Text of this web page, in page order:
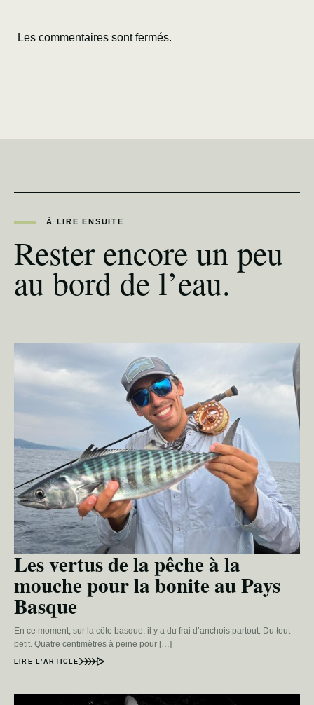
Les commentaires sont fermés.
À LIRE ENSUITE
Rester encore un peu
au bord de l’eau.
Les vertus de la pêche à la
mouche pour la bonite au Pays
Basque
En ce moment, sur la côte basque, il y a du frai d’anchois partout. Du tout
petit. Quatre centimètres à peine pour […]
LIRE L’ARTICLE